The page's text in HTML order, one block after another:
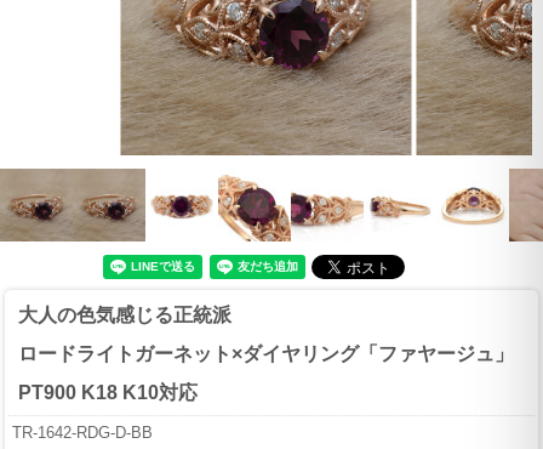
大人の色気感じる正統派
ロードライトガーネット×ダイヤリング「ファヤージュ」
PT900 K18 K10対応
TR-1642-RDG-D-BB